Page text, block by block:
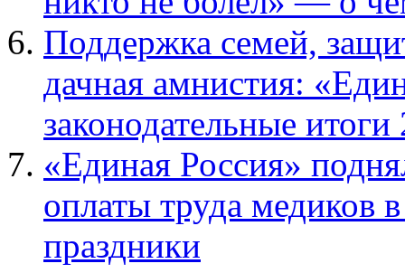
Поддержка семей,
дачная амнистия:
законодательные итоги
«Единая Россия»
оплаты труда медиков
праздники